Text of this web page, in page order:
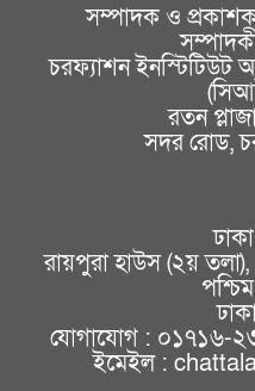
সম্পাদক ও
চরফ্যাশন
রতন
সদর রোড,
রায়পুরা হাউস (২য়
যোগাযোগ : ০১৭১৬-
ইমেইল :